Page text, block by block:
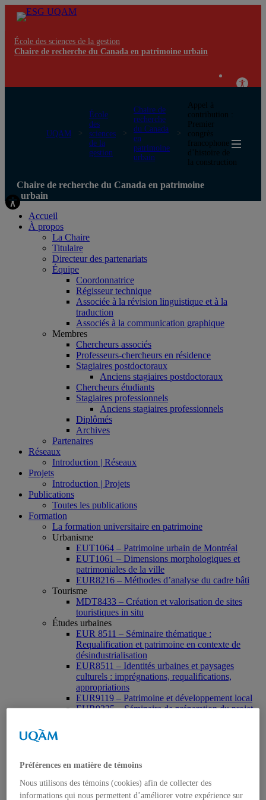
École des sciences de la gestion
Chaire de recherche du Canada en patrimoine urbain
UQAM
École
des
sciences
de la
gestion
Chaire de
recherche
du Canada
en
patrimoine
urbain
Appel à
contribution :
Premier
congrès
francophone
d’histoire de
la construction
Chaire de recherche du Canada en patrimoine
urbain
Accueil
À propos
La Chaire
Titulaire
Directeur des partenariats
Équipe
Coordonnatrice
Régisseur technique
Associée à la révision linguistique et à la
traduction
Associés à la communication graphique
Membres
Chercheurs associés
Professeurs-chercheurs en résidence
Stagiaires postdoctoraux
Anciens stagiaires postdoctoraux
Chercheurs étudiants
Stagiaires professionnels
Anciens stagiaires professionnels
Diplômés
Archives
Partenaires
Réseaux
Introduction | Réseaux
Projets
Introduction | Projets
Publications
Toutes les publications
Formation
La formation universitaire en patrimoine
Urbanisme
EUT1064 – Patrimoine urbain de Montréal
EUT1061 – Dimensions morphologiques et
patrimoniales de la ville
EUR8216 – Méthodes d’analyse du cadre bâti
Tourisme
MDT8433 – Création et valorisation de sites
touristiques in situ
Études urbaines
EUR 8511 – Séminaire thématique :
Requalification et patrimoine en contexte de
désindustrialisation
EUR8511 – Identités urbaines et paysages
culturels : imprégnations, requalifications,
appropriations
EUR9119 – Patrimoine et développement local
EUR9335 – Séminaire de préparation du projet
patrimoniales en milieu urbain
MSL9006 La patrimonialisation
Histoire de l’art
Préférences en matière de témoins
Nous utilisons des témoins (cookies) afin de collecter des
informations qui nous permettent d’améliorer votre expérience sur